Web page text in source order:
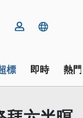
標 即時 熱